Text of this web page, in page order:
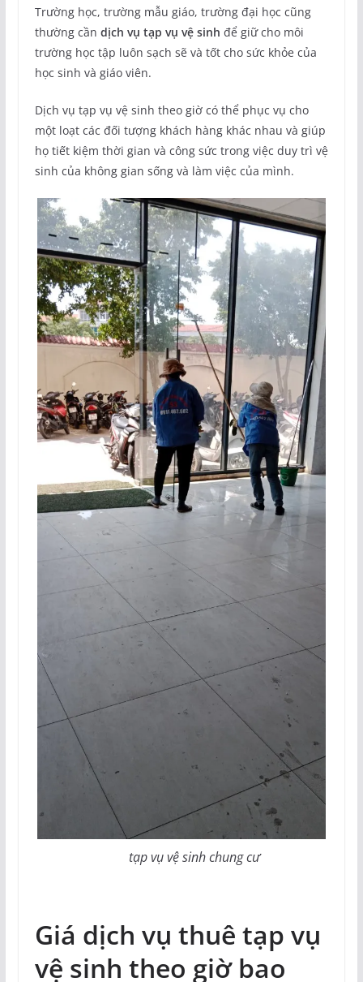
Trường học, trường mẫu giáo, trường đại học cũng
thường cần dịch vụ tạp vụ vệ sinh để giữ cho môi
trường học tập luôn sạch sẽ và tốt cho sức khỏe của
học sinh và giáo viên.
Dịch vụ tạp vụ vệ sinh theo giờ có thể phục vụ cho
một loạt các đối tượng khách hàng khác nhau và giúp
họ tiết kiệm thời gian và công sức trong việc duy trì vệ
sinh của không gian sống và làm việc của mình.
tạp vụ vệ sinh chung cư
Giá dịch vụ thuê tạp vụ
vệ sinh theo giờ bao